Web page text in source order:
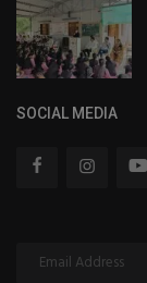
SOCIAL MEDIA